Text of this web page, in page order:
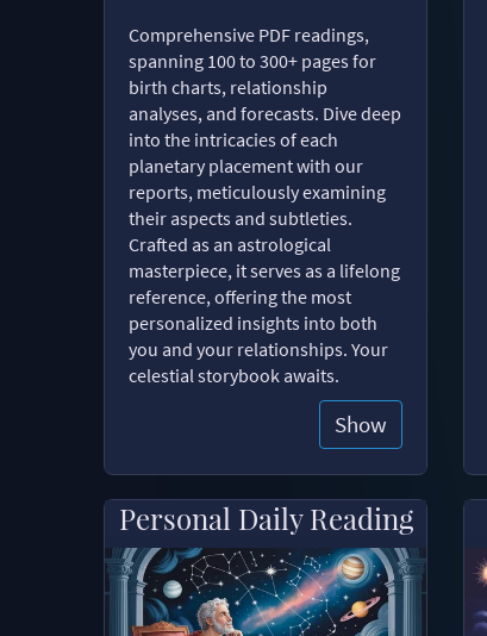
Comprehensive PDF readings,
spanning 100 to 300+ pages for
birth charts, relationship
analyses, and forecasts. Dive deep
into the intricacies of each
planetary placement with our
reports, meticulously examining
their aspects and subtleties.
Crafted as an astrological
masterpiece, it serves as a lifelong
reference, offering the most
personalized insights into both
you and your relationships. Your
celestial storybook awaits.
Show
Personal Daily Reading